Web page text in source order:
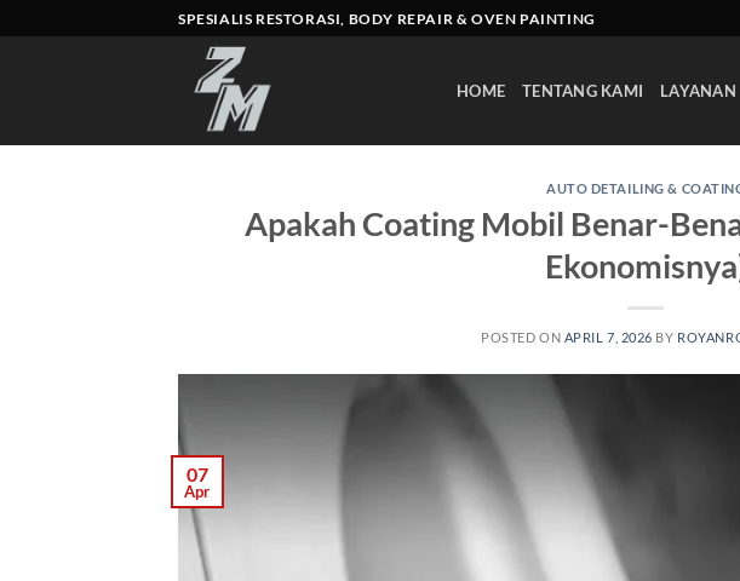
to
SPESIALIS RESTORASI, BODY REPAIR & OVEN PAINTING
HOME TENTANG KAMI LAYANAN
AUTO DETAILING &
Apakah Coating Mobil Benar-
POSTED ON APRIL 7, 2026 BY
07
Apr